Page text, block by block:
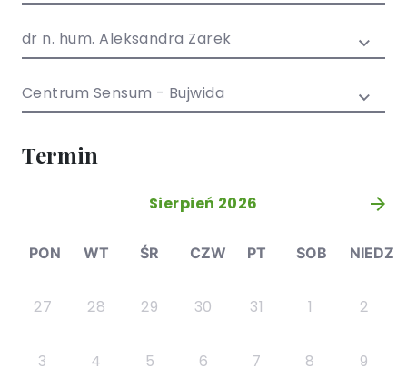
młodzieży
dr n. hum. Aleksandra Zarek
Centrum Sensum - Bujwida
Termin
Sierpień 2026 »
PON WT ŚR CZW PT SOB NIEDZ
27 28 29 30 31 1 2
3 4 5 6 7 8 9